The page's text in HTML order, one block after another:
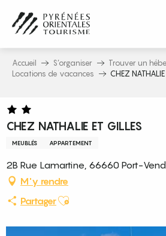
contenu
principal
Accueil S’organiser
Trouver un
Locations de vacances
CHEZ
CHEZ NATHALIE ET GILLES
MEUBLÉS APPARTEMENT
2B Rue Lamartine, 66660 Port-
M'y rendre
PartagerAjouter aux favoris